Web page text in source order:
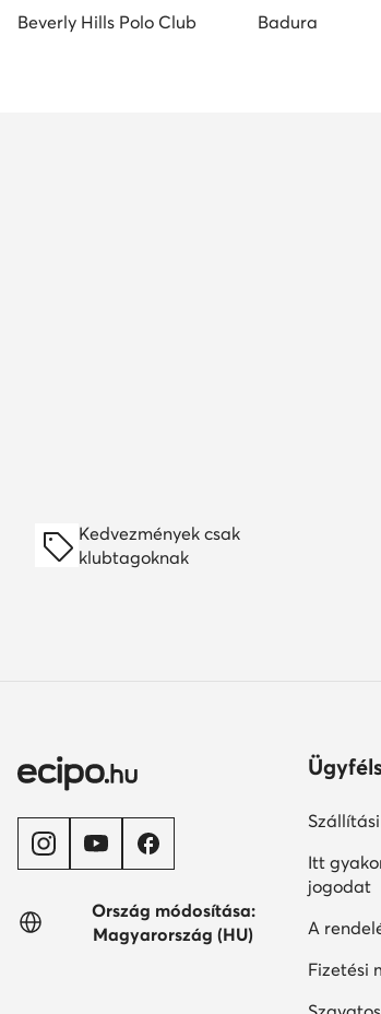
Beverly Hills Polo Club
Badura
Kedvezmények csak
klubtagoknak
Ország módosítása:
Magyarország (HU)
Itt
jogodat
A
Fizetési